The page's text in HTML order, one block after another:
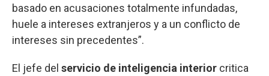
basado en acusaciones totalmente infundadas,
huele a intereses extranjeros y a un conflicto de
intereses sin precedentes”.
El jefe del servicio de inteligencia interior critica